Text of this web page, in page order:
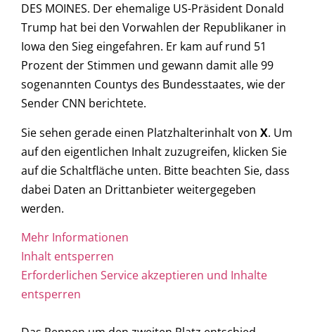
DES MOINES. Der ehemalige US-Präsident Donald
Trump hat bei den Vorwahlen der Republikaner in
Iowa den Sieg eingefahren. Er kam auf rund 51
Prozent der Stimmen und gewann damit alle 99
sogenannten Countys des Bundesstaates, wie der
Sender CNN berichtete.
Sie sehen gerade einen Platzhalterinhalt von X. Um
auf den eigentlichen Inhalt zuzugreifen, klicken Sie
auf die Schaltfläche unten. Bitte beachten Sie, dass
dabei Daten an Drittanbieter weitergegeben
werden.
Mehr Informationen
Inhalt entsperren
Erforderlichen Service akzeptieren und Inhalte
entsperren